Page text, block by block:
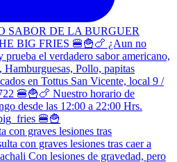
graves lesiones tras